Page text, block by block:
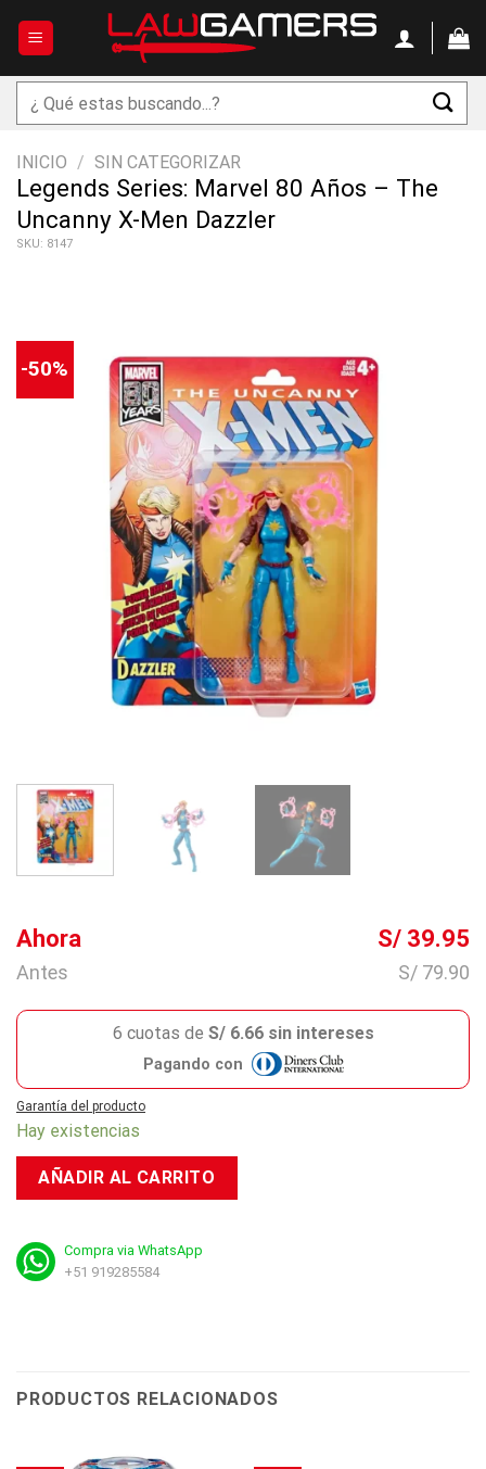
Buscar
por:
INICIO / SIN CATEGORIZAR
Legends Series: Marvel 80 Años – The
Uncanny X-Men Dazzler
SKU: 8147
-50%
Ahora S/ 39.95
Antes S/ 79.90
6 cuotas de S/ 6.66 sin intereses
Pagando con
Garantía del producto
Hay existencias
AÑADIR AL CARRITO
Compra via WhatsApp
+51 919285584
PRODUCTOS RELACIONADOS